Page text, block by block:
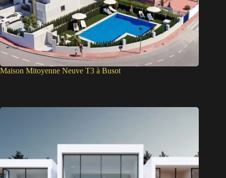
Maison Mitoyenne Neuve T3 à Busot